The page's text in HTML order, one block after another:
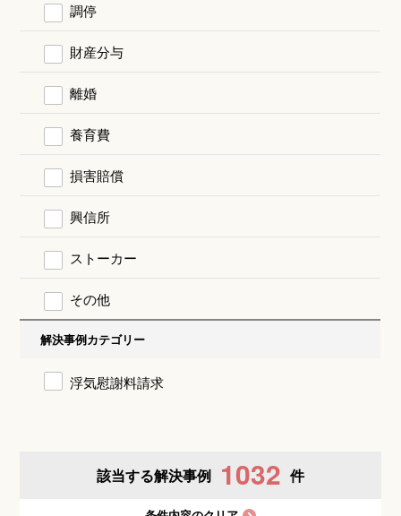
調停
財産分与
離婚
養育費
損害賠償
興信所
ストーカー
その他
解決事例カテゴリー
浮気慰謝料請求
該当する解決事例 1032 件